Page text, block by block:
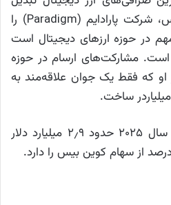
کردند. ارسام به‌جز کوین‌بیس، شرکت پارادایم (Paradigm) را
در حوزه ارزهای دیجیتال است
کرده است. مشارکت‌های ارسام در حوزه
او که فقط یک جوان علاقه‌مند به
ساخت.
ثروت ارسام درحال‌حاضر در سال ۲۰۲۵ حدود ۲٫۹ میلیارد دلار